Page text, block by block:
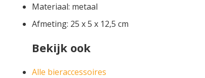
Materiaal: metaal
Afmeting: 25 x 5 x 12,5 cm
Bekijk ook
Alle bieraccessoires